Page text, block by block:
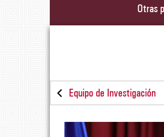
Otras
Equipo de Investigación